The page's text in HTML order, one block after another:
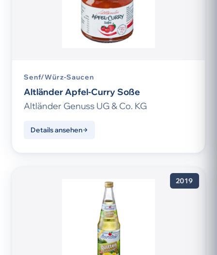
Senf/Würz-Saucen
Altländer Apfel-Curry Soße
Altländer Genuss UG & Co. KG
Details ansehen
2019